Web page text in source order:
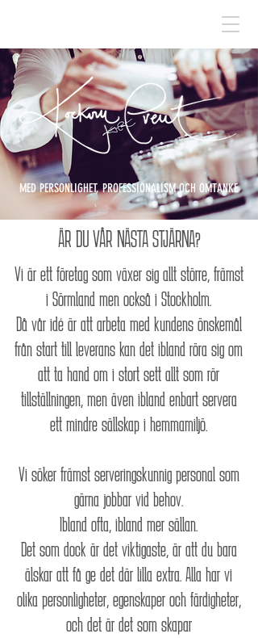
MED PERSONLIGHET, PROFESSIONALISM OCH OMTANKE
ÄR DU VÅR NÄSTA STJÄRNA?
Vi är ett företag som växer sig allt större, främst
i Sörmland men också i Stockholm.
Då vår idé är att arbeta med kundens önskemål
från start till leverans kan det ibland röra sig om
att ta hand om i stort sett allt som rör
tillställningen, men även ibland enbart servera
ett mindre sällskap i hemmamiljö.
Vi söker främst serveringskunnig personal som
gärna jobbar vid behov.
Ibland ofta, ibland mer sällan.
Det som dock är det viktigaste, är att du bara
älskar att få ge det där lilla extra. Alla har vi
olika personligheter, egenskaper och färdigheter,
och det är det som skapar